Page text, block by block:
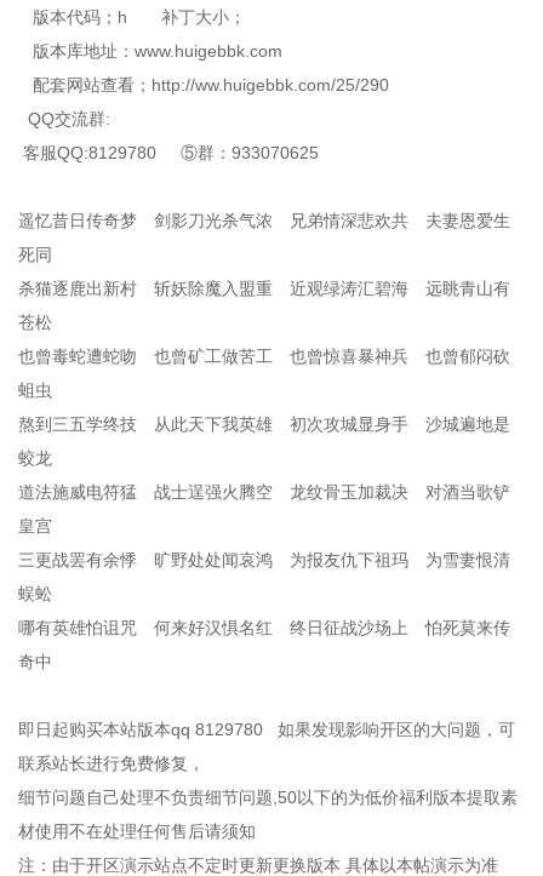
版本代码；h 补丁大小；
版本库地址：www.huigebbk.com
配套网站查看；http://ww.huigebbk.com/25/290
QQ交流群:
客服QQ:8129780 ⑤群：933070625
遥忆昔日传奇梦 剑影刀光杀气浓 兄弟情深悲欢共 夫妻恩爱生
死同
杀猫逐鹿出新村 斩妖除魔入盟重 近观绿涛汇碧海 远眺青山有
苍松
也曾毒蛇遭蛇吻 也曾矿工做苦工 也曾惊喜暴神兵 也曾郁闷砍
蛆虫
熬到三五学终技 从此天下我英雄 初次攻城显身手 沙城遍地是
蛟龙
道法施威电符猛 战士逞强火腾空 龙纹骨玉加裁决 对酒当歌铲
皇宫
三更战罢有余悸 旷野处处闻哀鸿 为报友仇下祖玛 为雪妻恨清
蜈蚣
哪有英雄怕诅咒 何来好汉惧名红 终日征战沙场上 怕死莫来传
奇中
即日起购买本站版本qq 8129780 如果发现影响开区的大问题，可
联系站长进行免费修复，
细节问题自己处理不负责细节问题,50以下的为低价福利版本提取素
材使用不在处理任何售后请须知
注：由于开区演示站点不定时更新更换版本 具体以本帖演示为准